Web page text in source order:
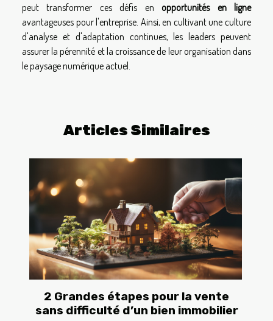
peut transformer ces défis enopportunités en ligne
avantageuses pour l'entreprise. Ainsi, en cultivant une culture
d'analyse et d'adaptation continues, les leaders peuvent
assurer la pérennité et la croissance de leur organisation dans
le paysage numérique actuel.
Articles Similaires
2 Grandes étapes pour la vente
sans difficulté d’un bien immobilier